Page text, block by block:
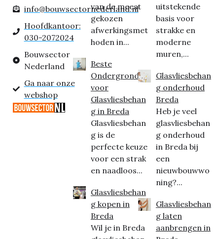
info@bouwsectornederland.nl
Hoofdkantoor:
030-2072024
Bouwsector
Nederland
Ga naar onze
webshop
van de meest
gekozen
afwerkingsmet
hoden in...
Beste
Ondergrond
voor
Glasvliesbehan
g in Breda
Glasvliesbehan
g is de
perfecte keuze
voor een strak
en naadloos...
Glasvliesbehan
g kopen in
Breda
Wil je in Breda
uitstekende
basis voor
strakke en
moderne
muren,...
Glasvliesbehan
g onderhoud
Breda
Heb je veel
glasvliesbehan
g onderhoud
in Breda bij
een
nieuwbouwwo
ning?...
Glasvliesbehan
g laten
aanbrengen in